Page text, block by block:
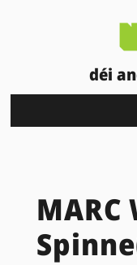
déi
MARC